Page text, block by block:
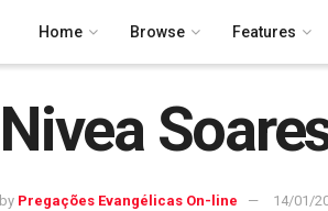
Home Browse Features
Nivea
by Pregações Evangélicas On-line 14/01/